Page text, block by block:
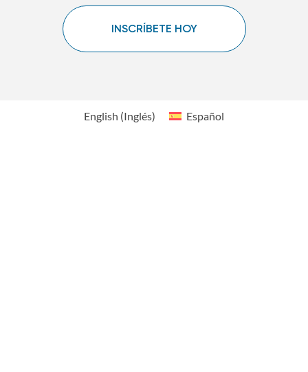
INSCRÍBETE HOY
English (Inglés) Español